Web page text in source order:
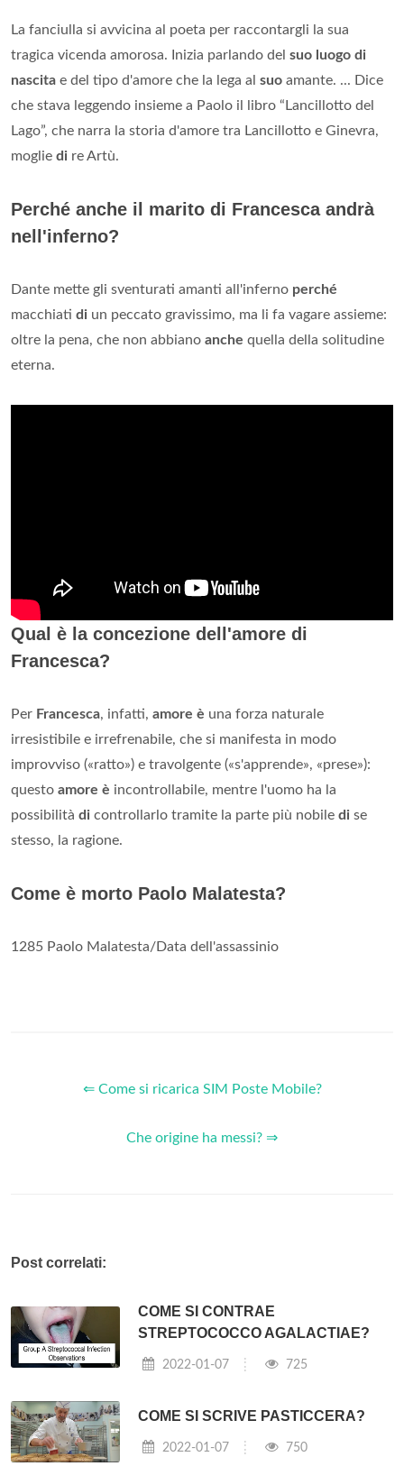
La fanciulla si avvicina al poeta per raccontargli la sua
tragica vicenda amorosa. Inizia parlando del suo luogo di
nascita e del tipo d'amore che la lega al suo amante. ... Dice
che stava leggendo insieme a Paolo il libro “Lancillotto del
Lago”, che narra la storia d'amore tra Lancillotto e Ginevra,
moglie di re Artù.
Perché anche il marito di Francesca andrà
nell'inferno?
Dante mette gli sventurati amanti all'inferno perché
macchiati di un peccato gravissimo, ma li fa vagare assieme:
oltre la pena, che non abbiano anche quella della solitudine
eterna.
Qual è la concezione dell'amore di
Francesca?
Per Francesca, infatti, amore è una forza naturale
irresistibile e irrefrenabile, che si manifesta in modo
improvviso («ratto») e travolgente («s'apprende», «prese»):
questo amore è incontrollabile, mentre l'uomo ha la
possibilità di controllarlo tramite la parte più nobile di se
stesso, la ragione.
Come è morto Paolo Malatesta?
1285 Paolo Malatesta/Data dell'assassinio
⇐ Come si ricarica SIM Poste Mobile?
Che origine ha messi? ⇒
Post correlati:
COME SI CONTRAE
STREPTOCOCCO AGALACTIAE?
2022-01-07 725
COME SI SCRIVE PASTICCERA?
2022-01-07 750